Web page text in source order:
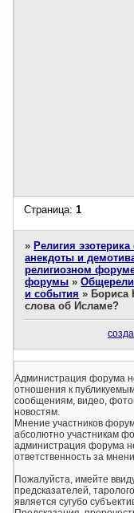
Страница:1
» Религия
анекдоты и
религиозном
форумы »
и события » Бориса
слова об Исламе?
Администрация форума
отношения к
сообщениям, видео,
новостям.
Мнение участников
абсолютно участникам
администрация форума
ответственность за
Пожалуйста, имейте
предсказателей,
является сугубо